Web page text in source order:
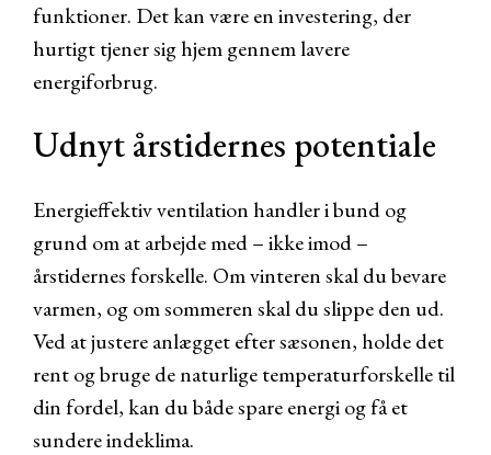
funktioner. Det kan være en investering, der
hurtigt tjener sig hjem gennem lavere
energiforbrug.
Udnyt årstidernes potentiale
Energieffektiv ventilation handler i bund og
grund om at arbejde med – ikke imod –
årstidernes forskelle. Om vinteren skal du bevare
varmen, og om sommeren skal du slippe den ud.
Ved at justere anlægget efter sæsonen, holde det
rent og bruge de naturlige temperaturforskelle til
din fordel, kan du både spare energi og få et
sundere indeklima.